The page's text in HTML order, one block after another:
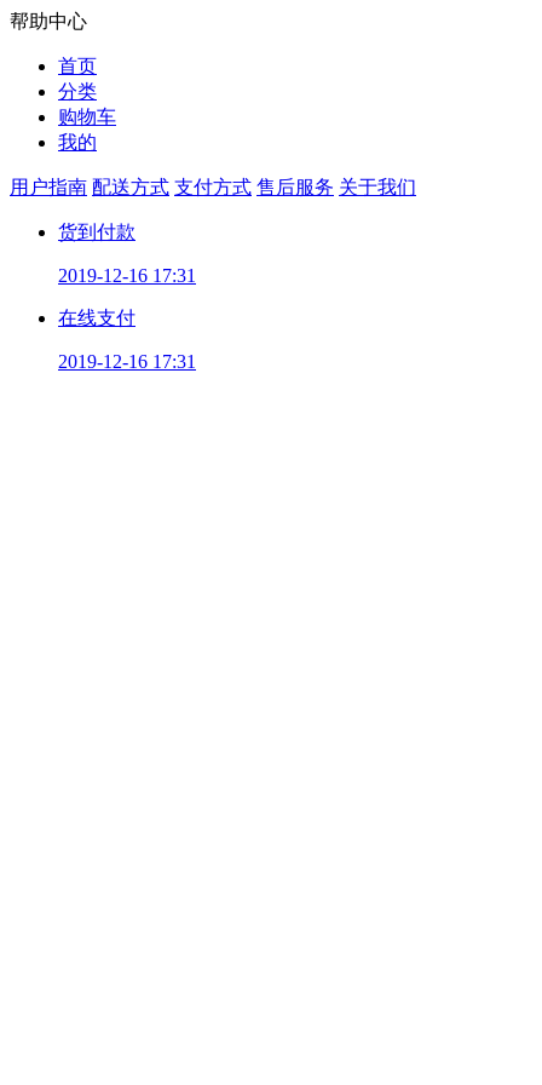
帮助中心
首页
分类
购物车
我的
用户指南 配送方式 支付方式 售后服务 关于我们
货到付款
2019-12-16 17:31
在线支付
2019-12-16 17:31